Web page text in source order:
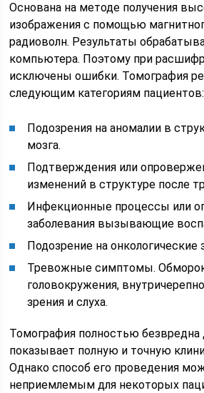
Основана на методе получения
изображения с помощью
радиоволн. Результаты
компьютера. Поэтому при
исключены ошибки. Томография
следующим категориям пациентов:
Подозрения на аномалии в
мозга.
Подтверждения или
изменений в структуре после
Инфекционные процессы или
заболевания вызывающие
Подозрение на онкологические
Тревожные симптомы.
головокружения,
зрения и слуха.
Томография полностью безвредна
показывает полную и точную
Однако способ его проведения
неприемлемым для некоторых